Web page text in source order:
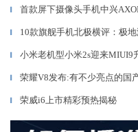
▎ 首款屏下摄像头手机中兴
▎ 10款旗舰手机北极横评：极
▎ 小米老机型小米2s迎来MIUI9
▎ 荣耀V8发布:有不少亮点的国
▎ 荣威i6上市精彩预热揭秘